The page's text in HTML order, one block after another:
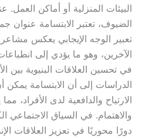
البيئات المنزلية أو أماكن العمل.
الضيوف، تعتبر الابتسامة عنوان
تعبير الوجه الإيجابي يعكس مشاعر
الآخرين، وهو ما يؤدي إلى
في تحسين العلاقات البنيوية بين
الدراسات إلى أن الابتسامة
الارتياح والدافعية لدى الأفراد،
والاهتمام. في السياق الاجتماعي
دورًا محوريًا في تعزيز العلاقات